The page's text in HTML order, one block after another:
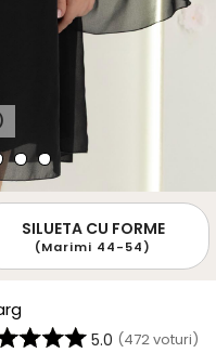
SILUETA CU FORME
(Marimi 44-54)
5.0 (472voturi)